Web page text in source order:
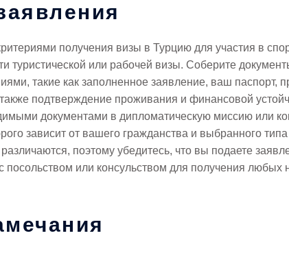
получения визы в Турцию для участия в
туристической или рабочей визы. Соберите
такие как заполненное заявление, ваш паспорт,
подтверждение проживания и финансовой
документами в дипломатическую миссию или
зависит от вашего гражданства и выбранного
поэтому убедитесь, что вы подаете
или консульством для получения любых